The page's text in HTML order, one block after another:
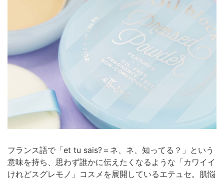
フランス語で「et tu sais?＝ネ、ネ、知ってる？」という
意味を持ち、思わず誰かに伝えたくなるような「カワイイ
けれどスグレモノ」コスメを展開しているエテュセ。肌悩